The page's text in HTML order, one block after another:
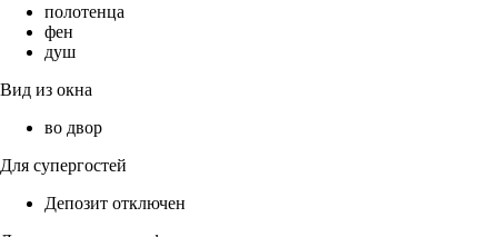
полотенца
фен
душ
Вид из окна
во двор
Для супергостей
Депозит отключен